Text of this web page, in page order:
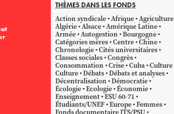
THÈMES DANS LES FONDS
Action syndicale Afrique Agriculture
Algérie Alsace Amérique Latine
Armée Autogestion Bourgogne
Catégories mères Centre Chine
Chronologie Cités universitaires
Classes sociales Congrès
Consommation Crise Cuba Culture
Culture Débats Débats et analyses
Décentralisation Démocratie
Écologie Ecologie Économie
Enseignement ESU 60-71
Étudiants/UNEF Europe Femmes